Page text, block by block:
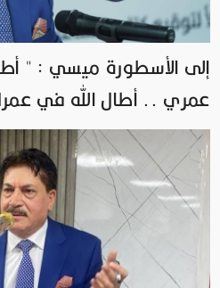
إلى الأسطورة ميسي : "
عمري .. أطال الله في